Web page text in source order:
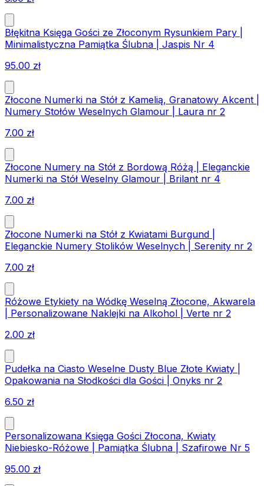
Błękitna Księga Gości ze Złoconym Rysunkiem Pary |
Minimalistyczna Pamiątka Ślubna | Jaspis Nr 4
95.00 zł
Złocone Numerki na Stół z Kamelią, Granatowy Akcent |
Numery Stołów Weselnych Glamour | Laura nr 2
7.00 zł
Złocone Numery na Stół z Bordową Różą | Eleganckie
Numerki na Stół Weselny Glamour | Brilant nr 4
7.00 zł
Złocone Numerki na Stół z Kwiatami Burgund |
Eleganckie Numery Stolików Weselnych | Serenity nr 2
7.00 zł
Różowe Etykiety na Wódkę Weselną Złocone, Akwarela
| Personalizowane Naklejki na Alkohol | Verte nr 2
2.00 zł
Pudełka na Ciasto Weselne Dusty Blue Złote Kwiaty |
Opakowania na Słodkości dla Gości | Onyks nr 2
6.50 zł
Personalizowana Księga Gości Złocona, Kwiaty
Niebiesko-Różowe | Pamiątka Ślubna | Szafirowe Nr 5
95.00 zł